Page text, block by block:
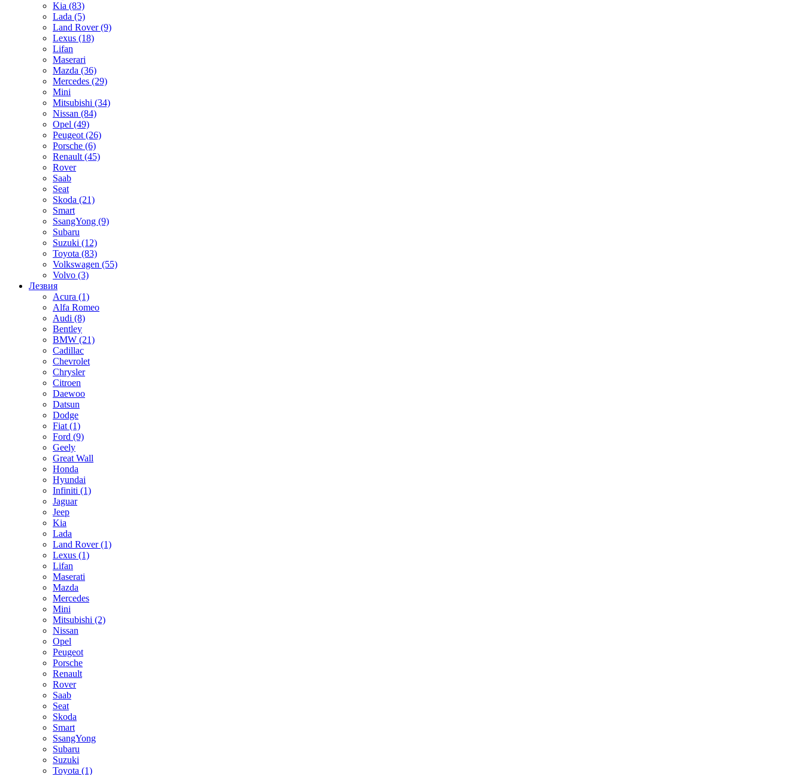
Kia (83)
Lada (5)
Land Rover(9)
Lexus (18)
Lifan
Maserari
Mazda (36)
Mercedes (29)
Mini
Mitsubishi (34)
Nissan (84)
Opel (49)
Peugeot (26)
Porsche (6)
Renault (45)
Rover
Saab
Seat
Skoda (21)
Smart
SsangYong (9)
Subaru
Suzuki (12)
Toyota (83)
Volkswagen (55)
Volvo (3)
Лезвия
Acura (1)
Alfa Romeo
Audi (8)
Bentley
BMW (21)
Cadillac
Chevrolet
Chrysler
Citroen
Daewoo
Datsun
Dodge
Fiat (1)
Ford (9)
Geely
Great Wall
Honda
Hyundai
Infiniti (1)
Jaguar
Jeep
Kia
Lada
Land Rover(1)
Lexus (1)
Lifan
Maserati
Mazda
Mercedes
Mini
Mitsubishi (2)
Nissan
Opel
Peugeot
Porsche
Renault
Rover
Saab
Seat
Skoda
Smart
SsangYong
Subaru
Suzuki
Toyota (1)